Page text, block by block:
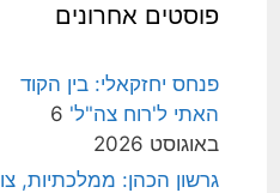
פוסטים אחרונים
פנחס יחזקאלי: בין הקוד
האתי ל'רוח צה"ל' 6
באוגוסט 2026
גרשון הכהן: ממלכתיות, צו